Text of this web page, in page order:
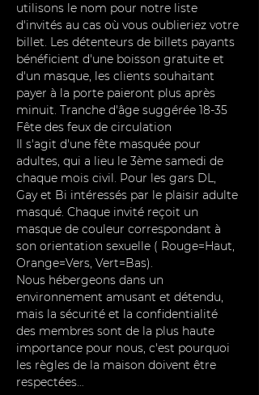
utilisons le nom pour notre liste
d'invités au cas où vous oublieriez votre
billet. Les détenteurs de billets payants
bénéficient d'une boisson gratuite et
d'un masque, les clients souhaitant
payer à la porte paieront plus après
minuit. Tranche d'âge suggérée 18-35
Fête des feux de circulation
Il s'agit d'une fête masquée pour
adultes, qui a lieu le 3ème samedi de
chaque mois civil. Pour les gars DL,
Gay et Bi intéressés par le plaisir adulte
masqué. Chaque invité reçoit un
masque de couleur correspondant à
son orientation sexuelle ( Rouge=Haut,
Orange=Vers, Vert=Bas).
Nous hébergeons dans un
environnement amusant et détendu,
mais la sécurité et la confidentialité
des membres sont de la plus haute
importance pour nous, c'est pourquoi
les règles de la maison doivent être
respectées…